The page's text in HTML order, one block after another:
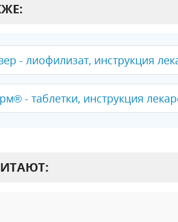
- лиофилизат, инструкция
- таблетки, инструкция